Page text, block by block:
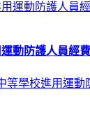
動防護人員經
等學校進用運